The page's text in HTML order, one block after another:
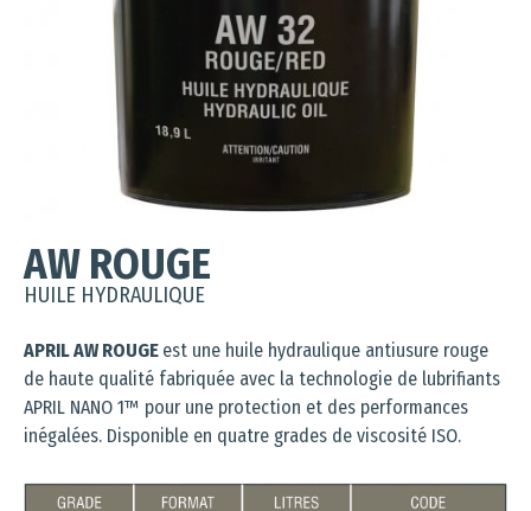
AW ROUGE
HUILE HYDRAULIQUE
APRIL AW ROUGE est une huile hydraulique antiusure rouge
de haute qualité fabriquée avec la technologie de lubrifiants
APRIL NANO 1™ pour une protection et des performances
inégalées. Disponible en quatre grades de viscosité ISO.